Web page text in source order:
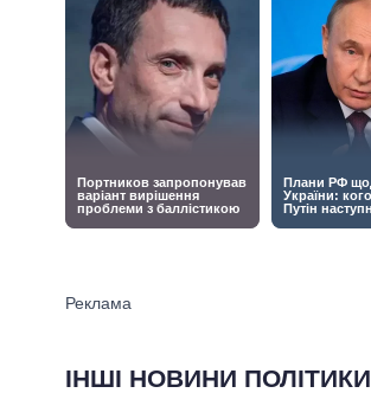
ІНШІ НОВИНИ ПОЛІТИКИ